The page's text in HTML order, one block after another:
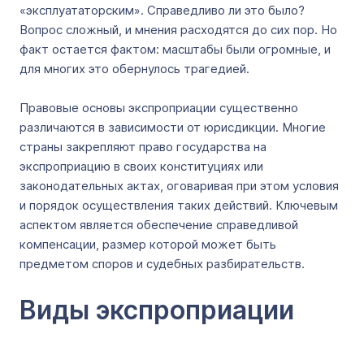
«эксплуататорским». Справедливо ли это было?
Вопрос сложный, и мнения расходятся до сих пор. Но
факт остается фактом: масштабы были огромные, и
для многих это обернулось трагедией.
Правовые основы экспроприации существенно
различаются в зависимости от юрисдикции. Многие
страны закрепляют право государства на
экспроприацию в своих конституциях или
законодательных актах, оговаривая при этом условия
и порядок осуществления таких действий. Ключевым
аспектом является обеспечение справедливой
компенсации, размер которой может быть
предметом споров и судебных разбирательств.
Виды экспроприации